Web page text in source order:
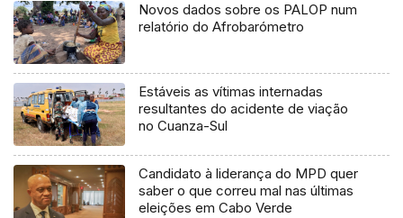
Novos dados sobre os PALOP num
relatório do Afrobarómetro
Estáveis as vítimas internadas
resultantes do acidente de viação
no Cuanza-Sul
Candidato à liderança do MPD quer
saber o que correu mal nas últimas
eleições em Cabo Verde